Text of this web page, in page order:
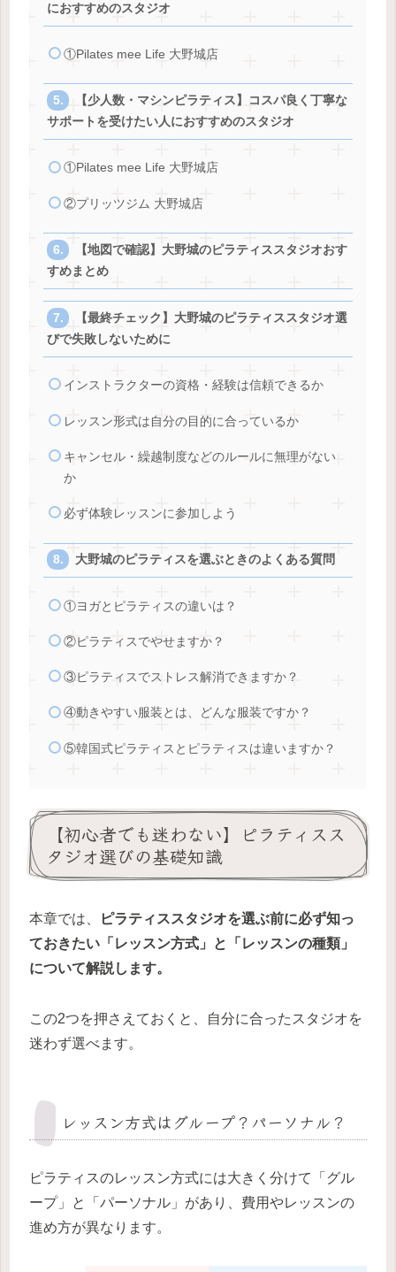
におすすめのスタジオ
①Pilates mee Life 大野城店
【少人数・マシンピラティス】コスパ良く丁寧な
サポートを受けたい人におすすめのスタジオ
①Pilates mee Life 大野城店
②プリッツジム 大野城店
【地図で確認】大野城のピラティススタジオおす
すめまとめ
【最終チェック】大野城のピラティススタジオ選
びで失敗しないために
インストラクターの資格・経験は信頼できるか
レッスン形式は自分の目的に合っているか
キャンセル・繰越制度などのルールに無理がない
か
必ず体験レッスンに参加しよう
大野城のピラティスを選ぶときのよくある質問
①ヨガとピラティスの違いは？
②ピラティスでやせますか？
③ピラティスでストレス解消できますか？
④動きやすい服装とは、どんな服装ですか？
⑤韓国式ピラティスとピラティスは違いますか？
【初心者でも迷わない】ピラティスス
タジオ選びの基礎知識
本章では、
ピラティススタジオを選ぶ前に必ず知っ
ておきたい「レッスン方式」と「レッスンの種類」
について解説します。
この2つを押さえておくと、自分に合ったスタジオを
迷わず選べます。
レッスン方式はグループ？パーソナル？
ピラティスのレッスン方式には大きく分けて「グル
ープ」と「パーソナル」があり、費用やレッスンの
進め方が異なります。